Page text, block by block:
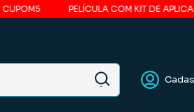
PELÍCULA COM KIT DE APLICAÇÃO